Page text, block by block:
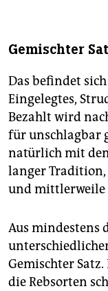
Gemischter
Das befindet
Eingelegtes,
Bezahlt wird
für unschlagbar
natürlich mit
langer Tradition,
und mittlerweile
Aus mindestens
Gemischter
die Rebsorten